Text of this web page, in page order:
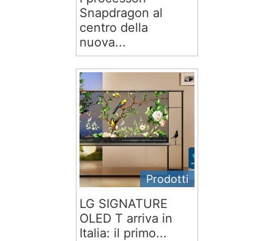
Snapdragon al
centro della
nuova...
Prodotti
LG SIGNATURE
OLED T arriva in
Italia: il primo...